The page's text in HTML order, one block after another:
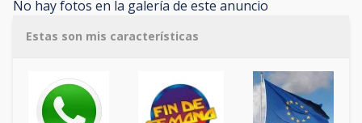
No hay fotos en la galería de este anuncio
Estas son mis características